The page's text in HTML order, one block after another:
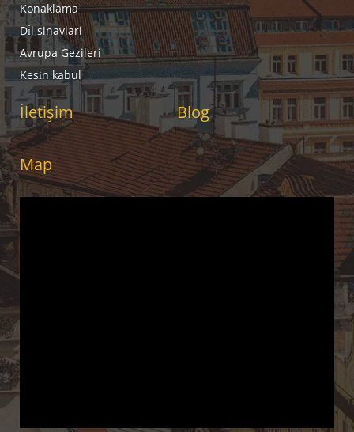
Konaklama
Di̇l sinavlari
Avrupa Gezileri
Kesi̇n kabul
İletişim Blog
Map